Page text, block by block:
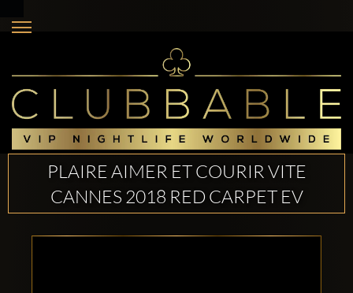
PLAIRE AIMER ET COURIR VITE
CANNES 2018 RED CARPET EV